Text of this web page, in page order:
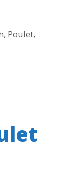
, Poulet,